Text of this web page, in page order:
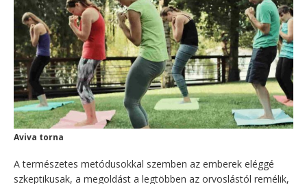
Aviva torna
A természetes metódusokkal szemben az emberek eléggé
szkeptikusak, a megoldást a legtöbben az orvoslástól remélik,